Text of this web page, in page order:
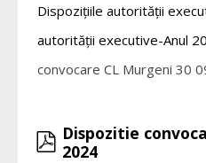
Dispozițiile autorității
autorității executive-Anul
convocare CL Murgeni 30
pdf
Dispozitie
2024